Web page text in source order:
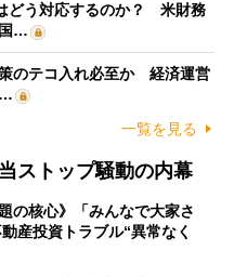
どう対応するのか？ 米財務
…
のテコ入れ必至か 経済運営
…
一覧を見る
ストップ騒動の内幕
の核心》「みんなで大家さ
産投資トラブル“異常なく